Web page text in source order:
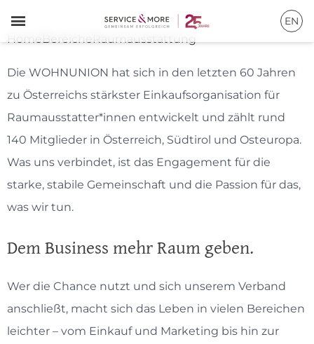
EN
≡
HomeBereicheRaumausstattung
Die WOHNUNION hat sich in den letzten 60 Jahren
zu Österreichs stärkster Einkaufsorganisation für
Raumausstatter*innen entwickelt und zählt rund
140 Mitglieder in Österreich, Südtirol und Osteuropa.
Was uns verbindet, ist das Engagement für die
starke, stabile Gemeinschaft und die Passion für das,
was wir tun.
Dem Business mehr Raum geben.
Wer die Chance nutzt und sich unserem Verband
anschließt, macht sich das Leben in vielen Bereichen
leichter – vom Einkauf und Marketing bis hin zur